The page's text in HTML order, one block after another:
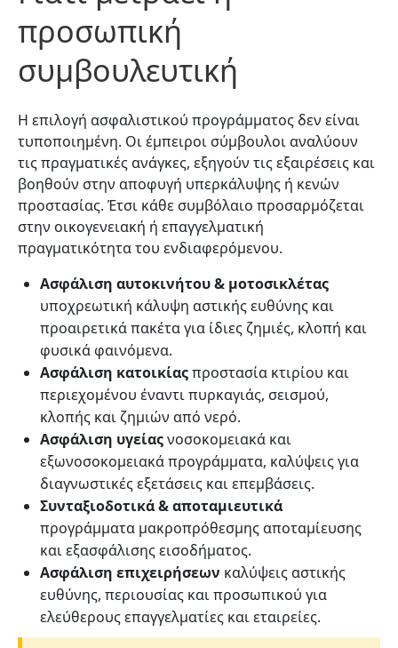
προσωπική
συμβουλευτική
Η επιλογή ασφαλιστικού προγράμματος δεν είναι
τυποποιημένη. Οι έμπειροι σύμβουλοι αναλύουν
τις πραγματικές ανάγκες, εξηγούν τις εξαιρέσεις και
βοηθούν στην αποφυγή υπερκάλυψης ή κενών
προστασίας. Έτσι κάθε συμβόλαιο προσαρμόζεται
στην οικογενειακή ή επαγγελματική
πραγματικότητα του ενδιαφερόμενου.
Ασφάλιση αυτοκινήτου & μοτοσικλέτας
υποχρεωτική κάλυψη αστικής ευθύνης και
προαιρετικά πακέτα για ίδιες ζημιές, κλοπή και
φυσικά φαινόμενα.
Ασφάλιση κατοικίαςπροστασία κτιρίου και
περιεχομένου έναντι πυρκαγιάς, σεισμού,
κλοπής και ζημιών από νερό.
Ασφάλιση υγείαςνοσοκομειακά και
εξωνοσοκομειακά προγράμματα, καλύψεις για
διαγνωστικές εξετάσεις και επεμβάσεις.
Συνταξιοδοτικά & αποταμιευτικά
προγράμματα μακροπρόθεσμης αποταμίευσης
και εξασφάλισης εισοδήματος.
Ασφάλιση επιχειρήσεων καλύψεις αστικής
ευθύνης, περιουσίας και προσωπικού για
ελεύθερους επαγγελματίες και εταιρείες.